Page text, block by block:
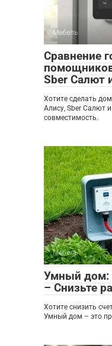
Мебель
Сравнение
Sber Салют
Хотите сделать
Алису, Sber Салют
совместимость.
Мебель
Умный дом:
– Снизьте
Хотите снизить
Умный дом – это